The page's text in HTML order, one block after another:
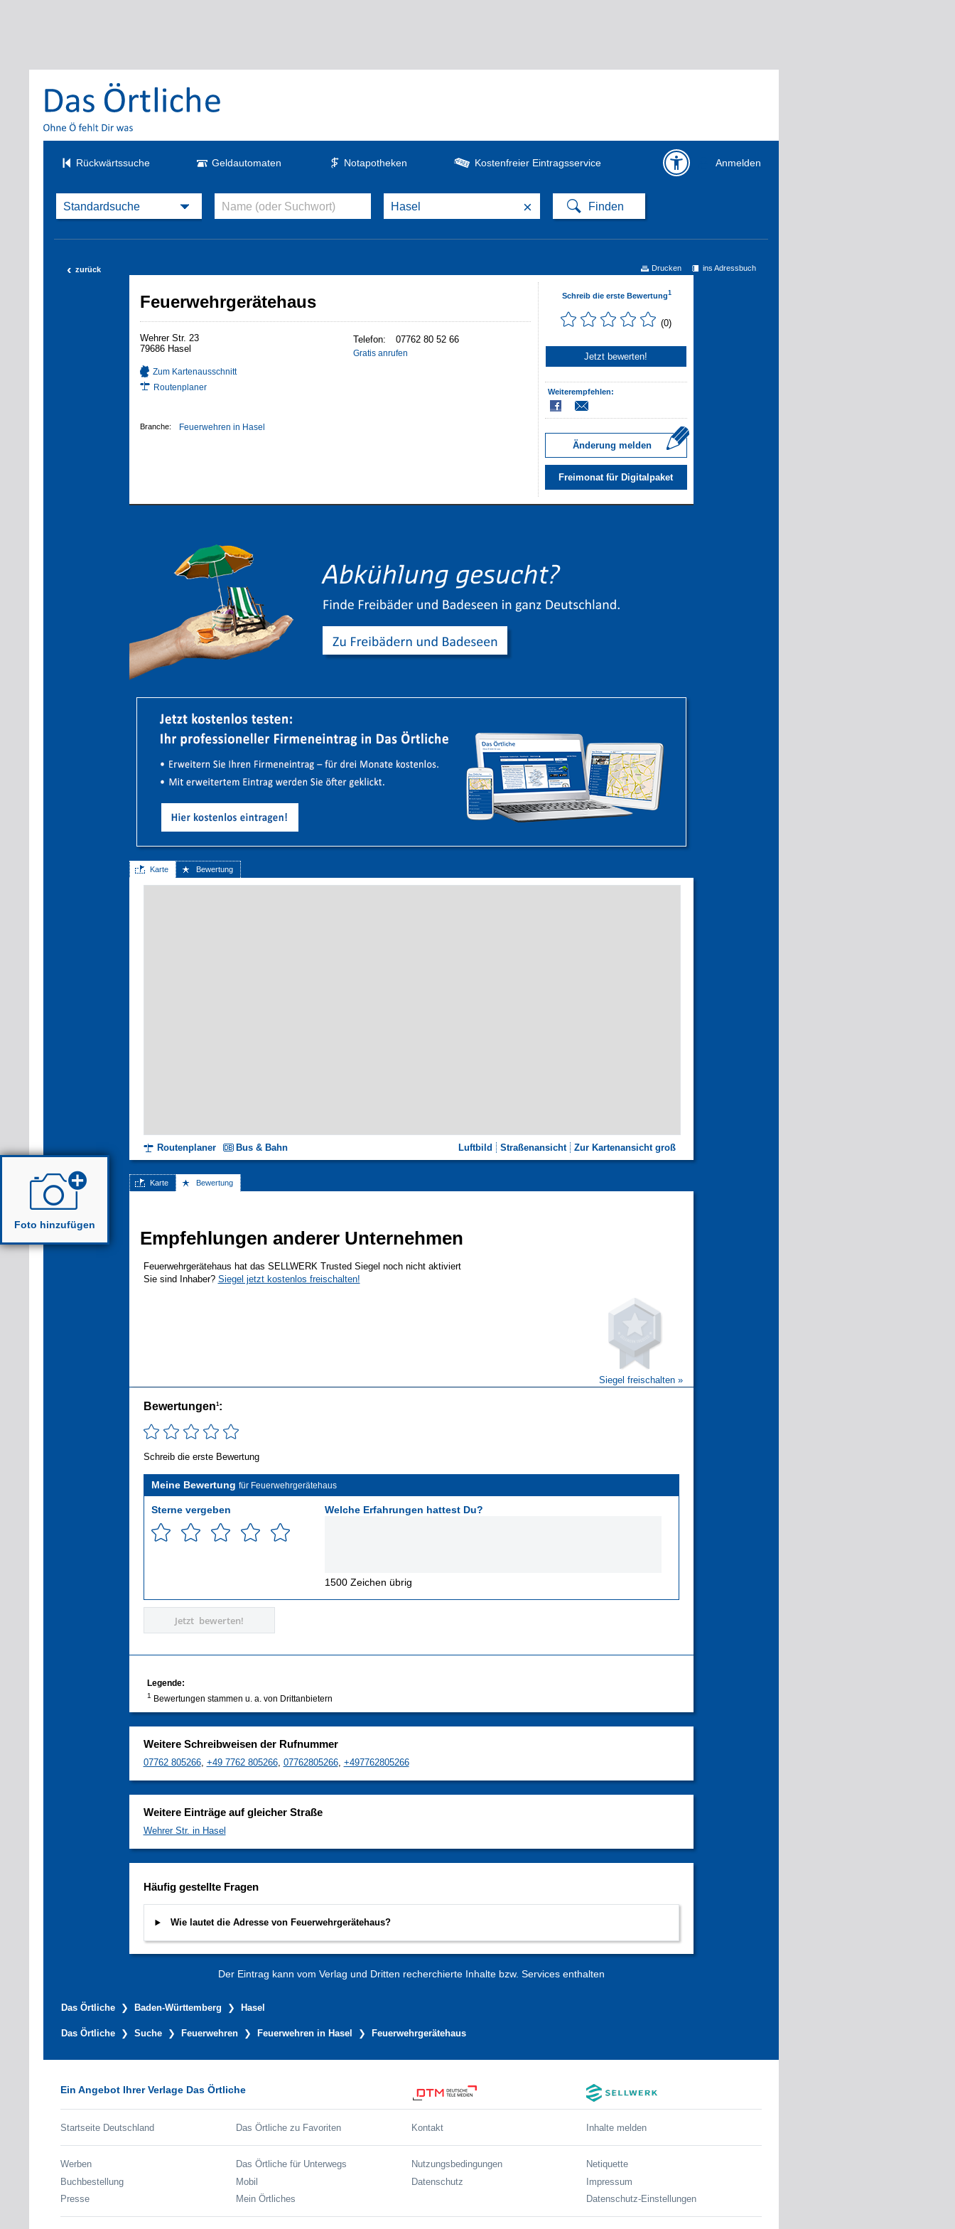
Rückwärtssuche Geldautomaten Notapotheken Kostenfreier Eintragsservice Anmelden
×
ins Adressbuch
Drucken
‹ zurück
Feuerwehrgerätehaus
Wehrer Str. 23
79686 Hasel
Zum Kartenausschnitt
Routenplaner
Telefon: 07762 80 52 66
Gratis anrufen
Branche: Feuerwehren in Hasel
Schreib die erste Bewertung1
(0)
Jetzt bewerten!
Weiterempfehlen:
Änderung melden
Freimonat für Digitalpaket
Karte Bewertung
Luftbild Straßenansicht Zur Kartenansicht groß
Routenplaner Bus & Bahn
Karte Bewertung
Empfehlungen anderer Unternehmen
Feuerwehrgerätehaus hat das SELLWERK Trusted Siegel noch nicht aktiviert
Sie sind Inhaber? Siegel jetzt kostenlos freischalten!
Siegel freischalten »
Bewertungen1:
Schreib die erste Bewertung
Meine Bewertung für Feuerwehrgerätehaus
Sterne vergeben Welche Erfahrungen hattest Du?
1500 Zeichen übrig
Jetzt bewerten!
Legende:
1 Bewertungen stammen u. a. von Drittanbietern
Weitere Schreibweisen der Rufnummer
07762 805266, +49 7762 805266, 07762805266, +497762805266
Weitere Einträge auf gleicher Straße
Wehrer Str. in Hasel
Häufig gestellte Fragen
Wie lautet die Adresse von Feuerwehrgerätehaus?
Der Eintrag kann vom Verlag und Dritten recherchierte Inhalte bzw. Services enthalten
Das Örtliche Baden-Württemberg Hasel
Das Örtliche Suche Feuerwehren Feuerwehren in Hasel Feuerwehrgerätehaus
Foto hinzufügen
Ein Angebot Ihrer Verlage Das Örtliche
Startseite Deutschland Das Örtliche zu Favoriten Kontakt Inhalte melden
Werben
Buchbestellung
Presse
Das Örtliche für Unterwegs
Mobil
Mein Örtliches
Nutzungsbedingungen
Datenschutz
Netiquette
Impressum
Datenschutz-Einstellungen